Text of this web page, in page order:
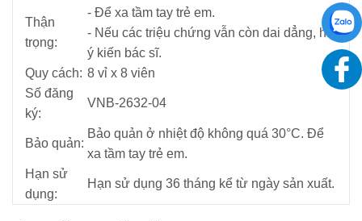
Thận
trọng:
- Để xa tầm tay trẻ em.
- Nếu các triệu chứng vẫn còn dai dẳng, hỏi
ý kiến bác sĩ.
Quy cách: 8 vỉ x 8 viên
Số đăng
ký:
VNB-2632-04
Bảo quản:
Bảo quản ở nhiệt độ không quá 30°C. Để
xa tầm tay trẻ em.
Hạn sử
dụng:
Hạn sử dụng 36 tháng kể từ ngày sản xuất.